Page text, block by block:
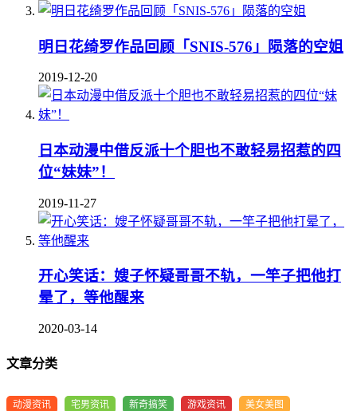
明日花绮罗作品回顾「SNIS-576」陨落的空姐
2019-12-20
日本动漫中借反派十个胆也不敢轻易招惹的四
位“妹妹”！
2019-11-27
开心笑话：嫂子怀疑哥哥不轨，一竿子把他打
晕了，等他醒来
2020-03-14
文章分类
动漫资讯 宅男资讯 新奇搞笑 游戏资讯 美女美图